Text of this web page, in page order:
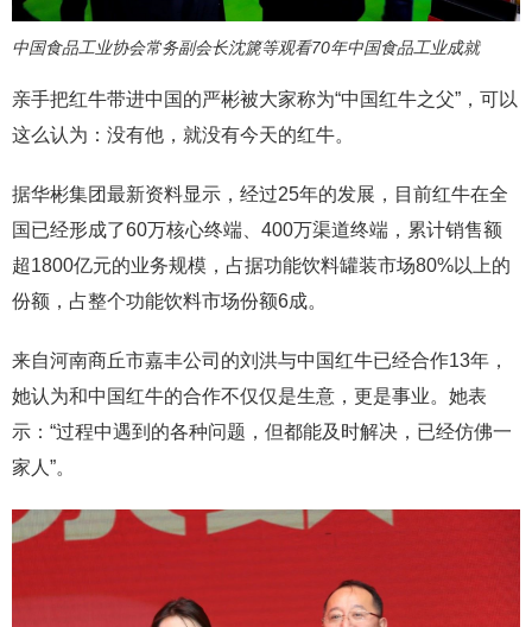
中国食品工业协会常务副会长沈篪等观看70年中国食品工业成就
亲手把红牛带进中国的严彬被大家称为“中国红牛之父”，可以
这么认为：没有他，就没有今天的红牛。
据华彬集团最新资料显示，经过25年的发展，目前红牛在全
国已经形成了60万核心终端、400万渠道终端，累计销售额
超1800亿元的业务规模，占据功能饮料罐装市场80%以上的
份额，占整个功能饮料市场份额6成。
来自河南商丘市嘉丰公司的刘洪与中国红牛已经合作13年，
她认为和中国红牛的合作不仅仅是生意，更是事业。她表
示：“过程中遇到的各种问题，但都能及时解决，已经仿佛一
家人”。